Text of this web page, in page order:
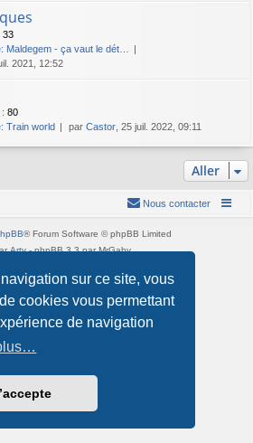
sur ce site, vous
cookies vous permettant
de navigation
33
Maldegem - ça vaut le dét…
2021, 12:52
: 80
Train world par Castor , 25 juil. 2022, 09:11
Aller
Nous contacter
® Forum Software © phpBB Limited
Arty- phpBB 3.3 par MrGaby
| Conditions